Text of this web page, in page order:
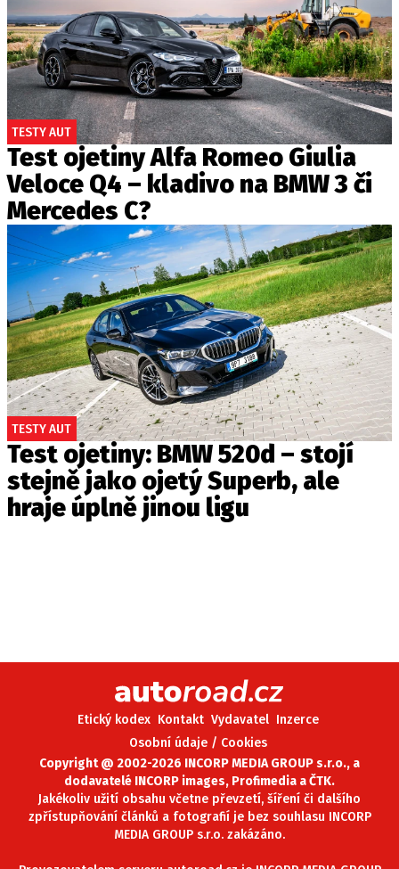
TESTY AUT
Test ojetiny Alfa Romeo Giulia
Veloce Q4 – kladivo na BMW 3 či
Mercedes C?
TESTY AUT
Test ojetiny: BMW 520d – stojí
stejně jako ojetý Superb, ale
hraje úplně jinou ligu
Etický kodex Kontakt Vydavatel Inzerce
Osobní údaje / Cookies
Copyright @ 2002-2026 INCORP MEDIA GROUP s.r.o., a
dodavatelé INCORP images, Profimedia a ČTK.
Jakékoliv užití obsahu včetne převzetí, šíření či dalšího
zpřístupňování článků a fotografií je bez souhlasu INCORP
MEDIA GROUP s.r.o. zakázáno.